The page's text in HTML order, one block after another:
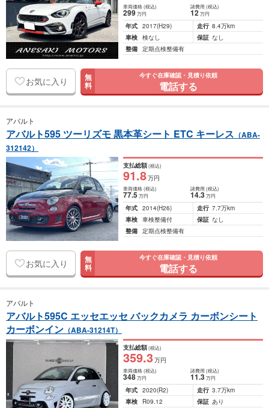
車両価格(税込)
299万円
諸費用 (税込)
12 万円
年式 2017(H29) 走行 8.4万km
車検 検なし 保証 なし
整備 定期点検整備有
お気に入り 無
料
今すぐ在庫確認・見積り依頼
電話する
アバルト
アバルト595 ツーリズモ 黒本革シート ETC キーレス （ABA-
312142）
支払総額(税込)
91.8万円
車両価格(税込)
77.5万円
諸費用 (税込)
14.3 万円
年式 2014(H26) 走行 7.7万km
車検 車検整備付 保証 なし
整備 定期点検整備有
お気に入り 無
料
今すぐ在庫確認・見積り依頼
電話する
アバルト
アバルト595C エッセエッセ バックカメラ カーボンシート
カーボンイン （ABA-31214T）
支払総額(税込)
359.3万円
車両価格(税込)
348万円
諸費用 (税込)
11.3 万円
年式 2020(R2) 走行 3.7万km
車検
R09.12 保証 あり